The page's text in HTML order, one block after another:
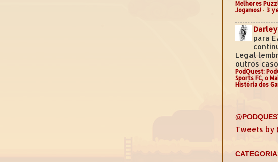
Melhores
Jogamos! · 3
para
Legal
outros
PodQuest:
Sports FC, o
História dos
Tweets by